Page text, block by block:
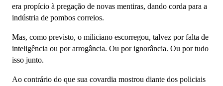
era propício à pregação de novas mentiras, dando corda para a
indústria de pombos correios.
Mas, como previsto, o miliciano escorregou, talvez por falta de
inteligência ou por arrogância. Ou por ignorância. Ou por tudo
isso junto.
Ao contrário do que sua covardia mostrou diante dos policiais